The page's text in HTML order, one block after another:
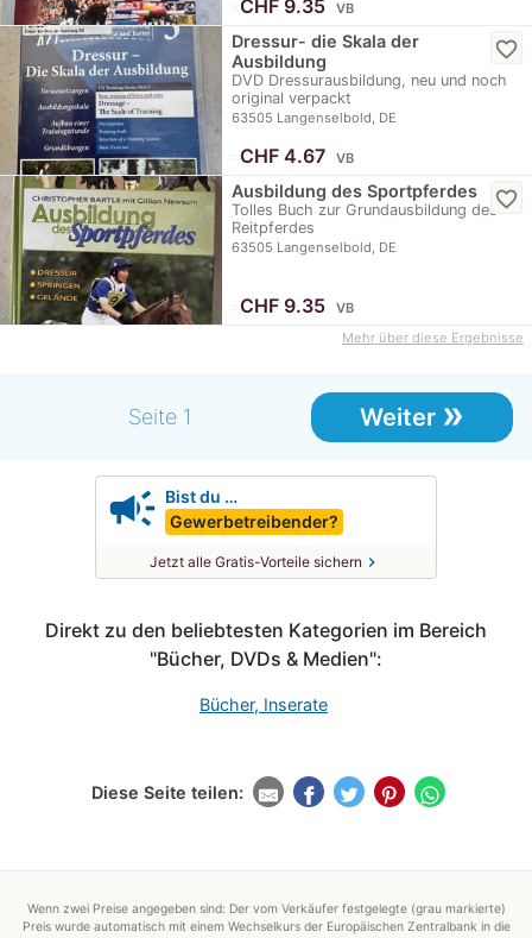
CHF 9.35 VB
Dressur- die Skala der
Ausbildung
DVD Dressurausbildung, neu und noch
original verpackt
63505 Langenselbold, DE
favorite_border
CHF 4.67 VB
Ausbildung des Sportpferdes
Tolles Buch zur Grundausbildung des
Reitpferdes
63505 Langenselbold, DE
favorite_border
CHF 9.35
VB
Mehr über diese Ergebnisse
Seite 1 Weiter »
campaign Bist du …
Gewerbetreibender?
Jetzt alle Gratis-Vorteile sichern chevron_right
Direkt zu den beliebtesten Kategorien im Bereich
"Bücher, DVDs & Medien":
Bücher, Inserate
Diese Seite teilen:
Wenn zwei Preise angegeben sind: Der vom Verkäufer festgelegte (grau markierte)
Preis wurde automatisch mit einem Wechselkurs der Europäischen Zentralbank in die